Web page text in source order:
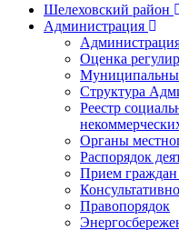
Шелеховский район
Администрация
Оценка
Структура
Реестр
Органы
Распорядок
Прием граждан
Правопорядок